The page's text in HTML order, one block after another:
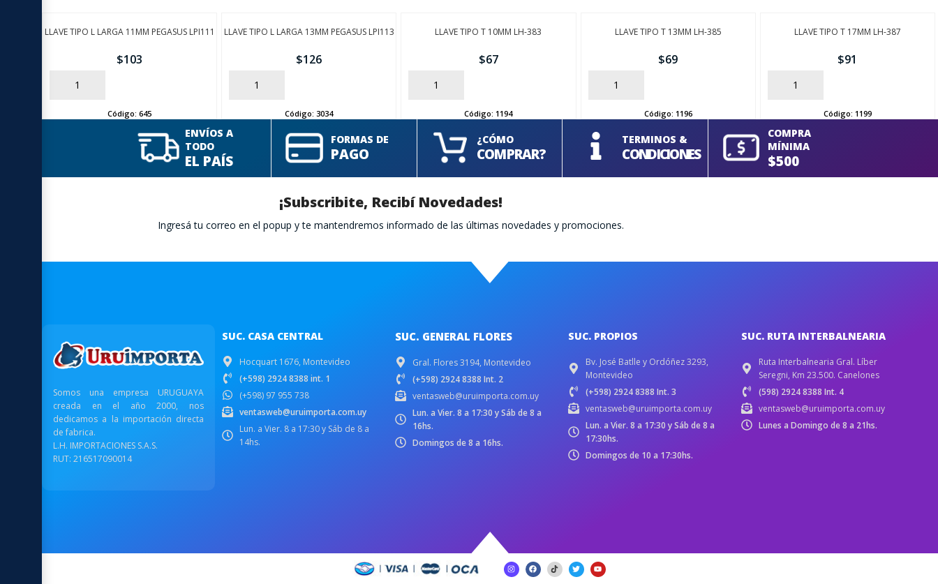
LLAVE TIPO L LARGA 11MM PEGASUS LPI111
$103
AÑADIR
Código:645
LLAVE TIPO L LARGA 13MM PEGASUS LPI113
$126
AÑADIR
Código:3034
LLAVE TIPO T 10MM LH-383
$67
AÑADIR
Código:1194
LLAVE TIPO T 13MM LH-385
$69
AÑADIR
Código: 1196
LLAVE TIPO T 17MM LH-387
$91
AÑADIR
Código: 1199
ENVÍOS A
TODO
EL PAÍS
FORMAS DE
PAGO
¿CÓMO
COMPRAR?
TERMINOS &
CONDICIONES
COMPRA
MÍNIMA
$500
¡Subscribite, Recibí Novedades!
Ingresá tu correo en el popup y te mantendremos informado de las últimas novedades y promociones.
Somos una empresa URUGUAYA
creada en el año 2000, nos
dedicamos a la importación directa
de fabrica.
L.H. IMPORTACIONES S.A.S.
RUT: 216517090014
SUC. CASA CENTRAL
Hocquart 1676, Montevideo
(+598) 2924 8388 int. 1
(+598) 97 955 738
ventasweb@uruimporta.com.uy
Lun. a Vier. 8 a 17:30 y Sáb de 8 a
14hs.
SUC. GENERAL FLORES
Gral. Flores 3194, Montevideo
(+598) 2924 8388 Int. 2
ventasweb@uruimporta.com.uy
Lun. a Vier. 8 a 17:30 y Sáb de 8 a
16hs.
Domingos de 8 a 16hs.
SUC. PROPIOS
Bv. José Batlle y Ordóñez 3293,
Montevideo
(+598) 2924 8388 Int. 3
ventasweb@uruimporta.com.uy
Lun. a Vier. 8 a 17:30 y Sáb de 8 a
17:30hs.
Domingos de 10 a 17:30hs.
SUC. RUTA INTERBALNEARIA
Ruta Interbalnearia Gral. Líber
Seregni, Km 23.500. Canelones
(598) 2924 8388 Int. 4
ventasweb@uruimporta.com.uy
Lunes a Domingo de 8 a 21hs.